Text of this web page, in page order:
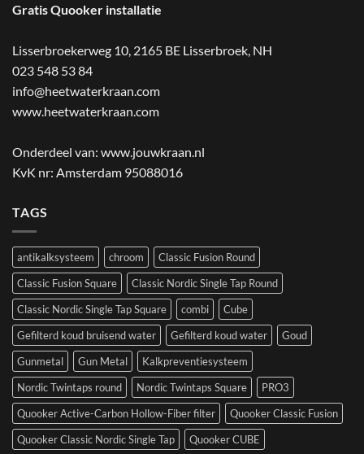
Gratis Quooker installatie
Lisserbroekerweg 10, 2165 BE Lisserbroek, NH
023 548 53 84
info@heetwaterkraan.com
www.heetwaterkraan.com
Onderdeel van: www.jouwkraan.nl
KvK nr: Amsterdam 95088016
TAGS
antikalksysteem chroom
Classic Fusion Round
Classic Fusion Square
Classic Nordic Single Tap Round
Classic Nordic Single Tap Square
combi
Cube
Gefilterd koud bruisend water
Gefilterd koud water
Goud
Gunmetal
Gun Metal
Kalkpreventiesysteem
Nordic Twintaps round
Nordic Twintaps Square
PRO3
Quooker Active-Carbon Hollow-Fiber filter
Quooker Classic Fusion
Quooker Classic Nordic Single Tap
Quooker CUBE